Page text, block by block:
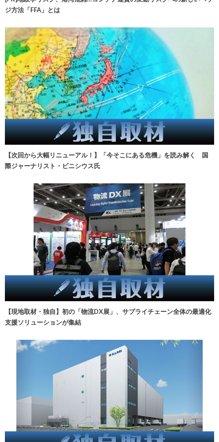
ジ方法「FFA」とは
【次回から大幅リニューアル！】「今そこにある危機」を読み解く 国
際ジャーナリスト・ビニシウス氏
【現地取材・独自】初の「物流DX展」、サプライチェーン全体の最適化
支援ソリューションが集結